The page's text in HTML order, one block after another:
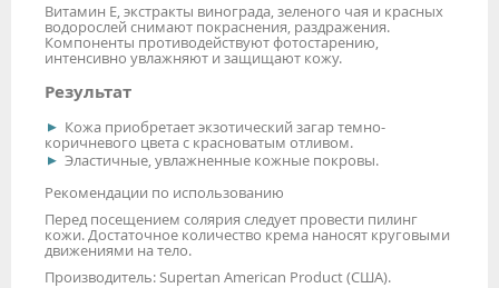
Витамин Е, экстракты винограда, зеленого чая и красных
водорослей снимают покраснения, раздражения.
Компоненты противодействуют фотостарению,
интенсивно увлажняют и защищают кожу.
Результат
Кожа приобретает экзотический загар темно-
коричневого цвета с красноватым отливом.
Эластичные, увлажненные кожные покровы.
Рекомендации по использованию
Перед посещением солярия следует провести пилинг
кожи. Достаточное количество крема наносят круговыми
движениями на тело.
Производитель: Supertan American Product (США).